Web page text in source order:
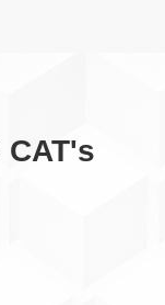
CAT's